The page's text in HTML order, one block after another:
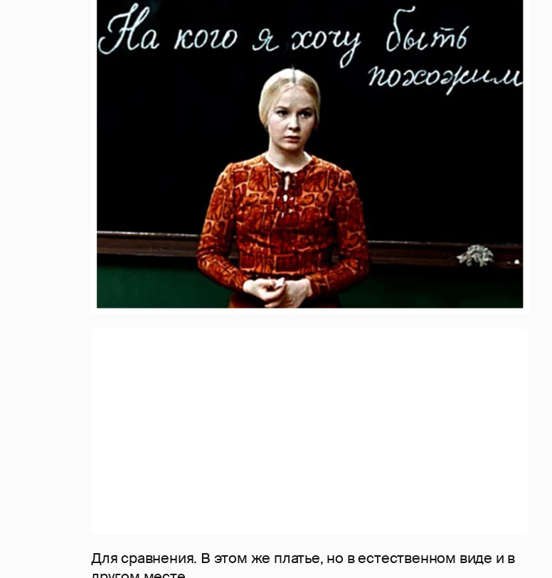
Для сравнения. В этом же платье, но в естественном виде и в